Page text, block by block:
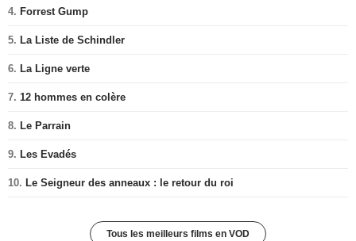
4. Forrest Gump
5. La Liste de Schindler
6. La Ligne verte
7. 12 hommes en colère
8. Le Parrain
9. Les Evadés
10. Le Seigneur des anneaux : le retour du roi
Tous les meilleurs films en VOD